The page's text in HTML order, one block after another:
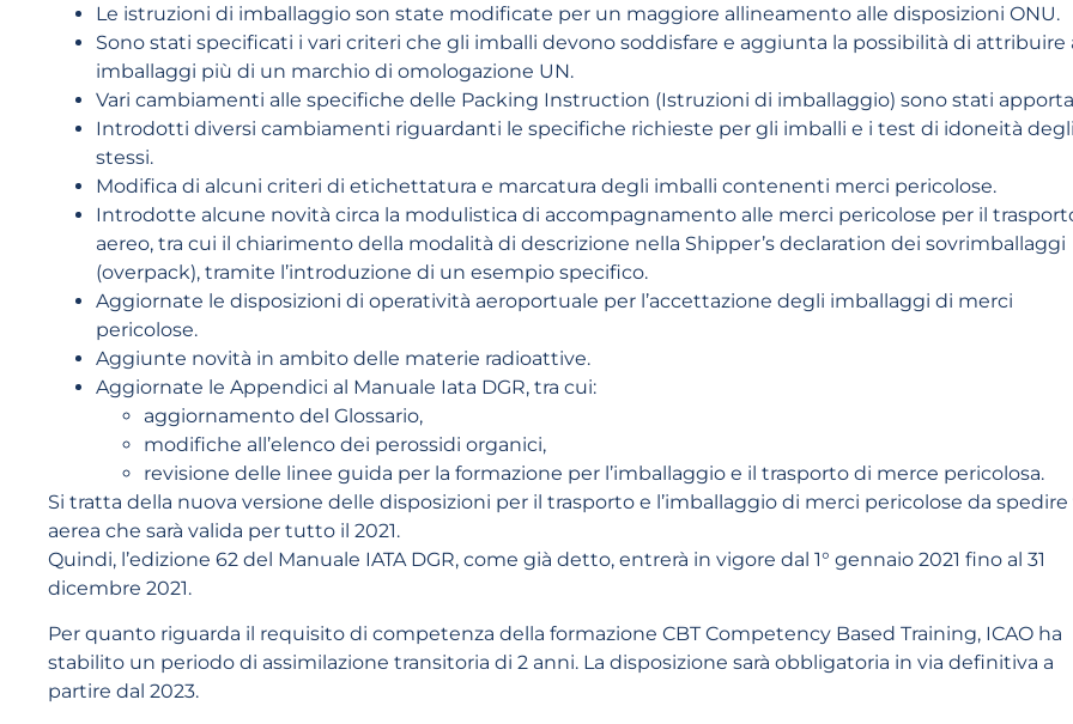
Le istruzioni di imballaggio son state modificate per un maggiore allineamento alle disposizioni ONU.
Sono stati specificati i vari criteri che gli imballi devono soddisfare e aggiunta la possibilità di attribuire
imballaggi più di un marchio di omologazione UN.
Vari cambiamenti alle specifiche delle Packing Instruction (Istruzioni di imballaggio) sono stati
Introdotti diversi cambiamenti riguardanti le specifiche richieste per gli imballi e i test di idoneità degli
stessi.
Modifica di alcuni criteri di etichettatura e marcatura degli imballi contenenti merci pericolose.
Introdotte alcune novità circa la modulistica di accompagnamento alle merci pericolose per il
aereo, tra cui il chiarimento della modalità di descrizione nella Shipper’s declaration dei sovrimballaggi
(overpack), tramite l’introduzione di un esempio specifico.
Aggiornate le disposizioni di operatività aeroportuale per l’accettazione degli imballaggi di merci
pericolose.
Aggiunte novità in ambito delle materie radioattive.
Aggiornate le Appendici al Manuale Iata DGR, tra cui:
aggiornamento del Glossario,
modifiche all’elenco dei perossidi organici,
revisione delle linee guida per la formazione per l’imballaggio e il trasporto di merce pericolosa.
Si tratta della nuova versione delle disposizioni per il trasporto e l’imballaggio di merci pericolose da spedire
aerea che sarà valida per tutto il 2021.
Quindi, l’edizione 62 del Manuale IATA DGR, come già detto, entrerà in vigore dal 1° gennaio 2021 fino al 31
dicembre 2021.
Per quanto riguarda il requisito di competenza della formazione CBT Competency Based Training, ICAO ha
stabilito un periodo di assimilazione transitoria di 2 anni. La disposizione sarà obbligatoria in via definitiva a
partire dal 2023.